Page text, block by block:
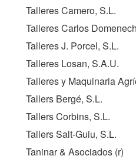
Talleres Camero, S.L.
Talleres Carlos
Talleres J. Porcel, S.L.
Talleres Losan, S.A.U.
Talleres y Maquinaria
Tallers Bergé, S.L.
Tallers Corbins, S.L.
Tallers Salt-Guiu, S.L.
Taninar & Asociados (r)